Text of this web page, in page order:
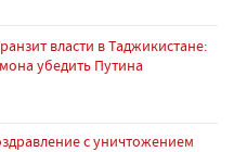
власти в Таджикистане:
убедить Путина
с уничтожением